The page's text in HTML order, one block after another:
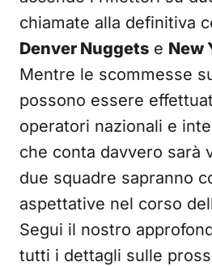
chiamate alla definitiva
Denver Nuggets e New
Mentre le scommesse
possono essere
operatori nazionali e
che conta davvero sarà
due squadre sapranno
aspettative nel corso
Segui il nostro
tutti i dettagli sulle